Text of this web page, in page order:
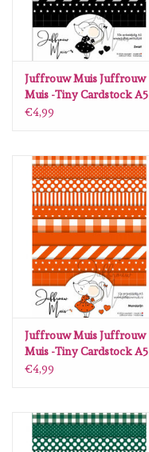
Juffrouw Muis Juffrouw
Muis -Tiny Cardstock A5
- Zwart
€4,99
Juffrouw Muis Juffrouw
Muis -Tiny Cardstock A5
- Mandarijn
€4,99